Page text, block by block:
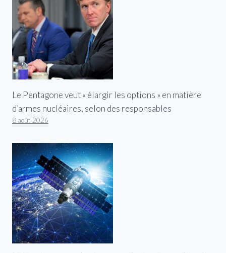
Le Pentagone veut « élargir les options » en matière
d’armes nucléaires, selon des responsables
8 août 2026